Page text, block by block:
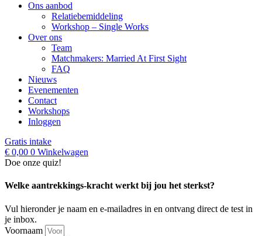
Ons aanbod
Relatiebemiddeling
Workshop – Single Works
Over ons
Team
Matchmakers: Married At First Sight
FAQ
Nieuws
Evenementen
Contact
Workshops
Inloggen
Gratis intake
€ 0,00 0 Winkelwagen
Doe onze quiz!
Welke aantrekkings-kracht werkt bij jou het sterkst?
Vul hieronder je naam en e-mailadres in en ontvang direct de test in
je inbox.
Voornaam